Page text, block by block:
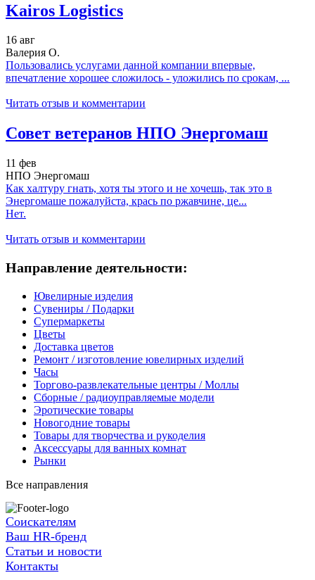
Kairos Logistics
16 авг
Валерия О.
Пользовались услугами данной компании впервые,
впечатление хорошее сложилось - уложились по срокам, ...
Читать отзыв и комментарии
Совет ветеранов НПО Энергомаш
11 фев
НПО Энергомаш
Как халтуру гнать, хотя ты этого и не хочешь, так это в
Энергомаше пожалуйста, крась по ржавчине, це...
Нет.
Читать отзыв и комментарии
Направление деятельности:
Ювелирные изделия
Сувениры / Подарки
Супермаркеты
Цветы
Доставка цветов
Ремонт / изготовление ювелирных изделий
Часы
Торгово-развлекательные центры / Моллы
Сборные / радиоуправляемые модели
Эротические товары
Новогодние товары
Товары для творчества и рукоделия
Аксессуары для ванных комнат
Рынки
Все направления
Соискателям
Ваш HR-бренд
Статьи и новости
Контакты